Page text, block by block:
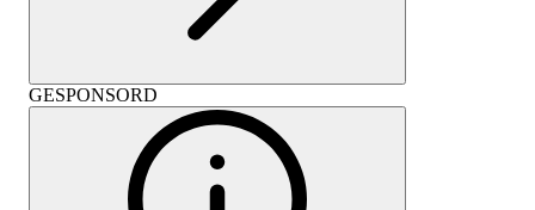
GESPONSORD